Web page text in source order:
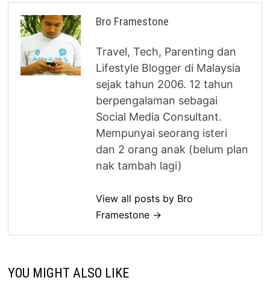
Bro Framestone
Travel, Tech, Parenting dan
Lifestyle Blogger di Malaysia
sejak tahun 2006. 12 tahun
berpengalaman sebagai
Social Media Consultant.
Mempunyai seorang isteri
dan 2 orang anak (belum plan
nak tambah lagi)
View all posts by Bro
Framestone →
YOU MIGHT ALSO LIKE